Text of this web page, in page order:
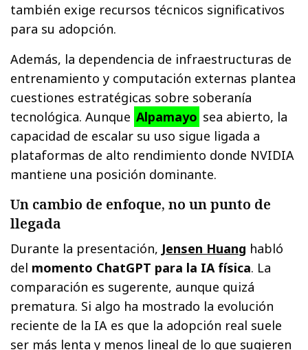
también exige recursos técnicos significativos
para su adopción.
Además, la dependencia de infraestructuras de
entrenamiento y computación externas plantea
cuestiones estratégicas sobre soberanía
tecnológica. Aunque Alpamayo sea abierto, la
capacidad de escalar su uso sigue ligada a
plataformas de alto rendimiento donde NVIDIA
mantiene una posición dominante.
Un cambio de enfoque, no un punto de
llegada
Durante la presentación, Jensen Huang habló
del momento ChatGPT para la IA física. La
comparación es sugerente, aunque quizá
prematura. Si algo ha mostrado la evolución
reciente de la IA es que la adopción real suele
ser más lenta y menos lineal de lo que sugieren